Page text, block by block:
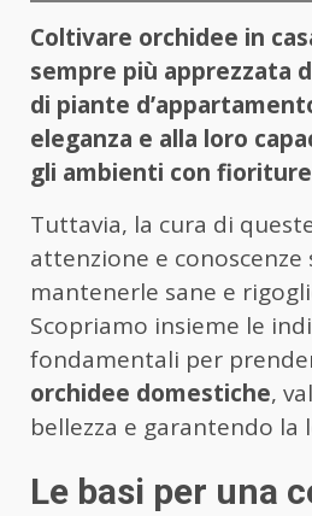
Coltivare orchidee in
sempre più apprezzata
di piante
eleganza e alla loro
gli ambienti con
Tuttavia, la cura di
attenzione e conoscenze
mantenerle sane e
Scopriamo insieme le
fondamentali per
orchidee domestiche,
bellezza e garantendo la
Le basi per una